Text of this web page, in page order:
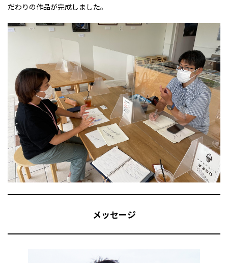
だわりの作品が完成しました。
メッセージ